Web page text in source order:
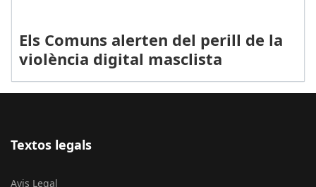
Els Comuns alerten del perill de la
violència digital masclista
Textos legals
Avis Legal